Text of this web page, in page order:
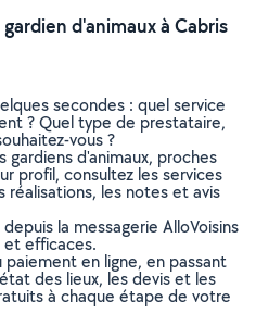
d'animaux à Cabris
secondes : quel service
? Quel type de prestataire,
vous ?
gardiens d'animaux, proches
profil, consultez les services
réalisations, les notes et avis
la messagerie AlloVoisins
et efficaces.
en ligne, en passant
des lieux, les devis et les
à chaque étape de votre